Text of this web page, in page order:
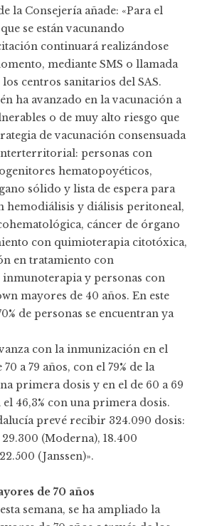
la Consejería añade: «Para el
se están vacunando
continuará realizándose
mediante SMS o llamada
centros sanitarios del SAS.
ha avanzado en la vacunación a
o de muy alto riesgo que
de vacunación consensuada
personas con
hematopoyéticos,
sólido y lista de espera para
hemodiálisis y diálisis peritoneal,
cáncer de órgano
con quimioterapia citotóxica,
en tratamiento con
y personas con
mayores de 40 años. En este
de personas se encuentran ya
con la inmunización en el
a 79 años, con el 79% de la
primera dosis y en el de 60 a 69
46,3% con una primera dosis.
prevé recibir 324.090 dosis:
(Moderna), 18.400
(Janssen)».
de 70 años
semana, se ha ampliado la